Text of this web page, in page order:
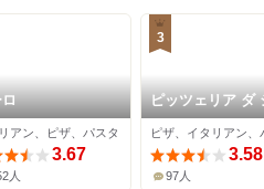
アン、ピザ、パスタ
3.67
人
3
ピッツェリア ダ
モーネ
ピザ、イタリアン、
3.58
97人